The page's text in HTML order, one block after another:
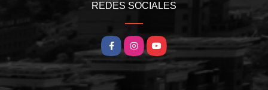
REDES SOCIALES
FacebookInstagramYouTube